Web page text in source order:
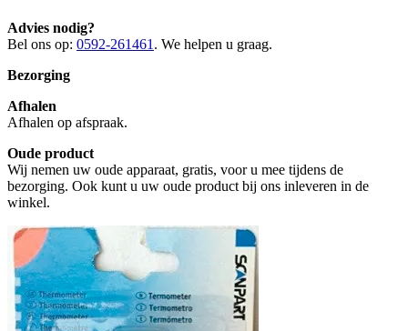
Advies nodig?
Bel ons op: 0592-261461 . We helpen u graag.
Bezorging
Afhalen
Afhalen op afspraak.
Oude product
Wij nemen uw oude apparaat, gratis, voor u mee tijdens de
bezorging. Ook kunt u uw oude product bij ons inleveren in de
winkel.